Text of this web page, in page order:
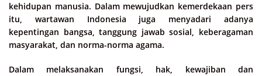
kehidupan manusia. Dalam mewujudkan kemerdekaan pers
itu, wartawan Indonesia juga menyadari adanya
kepentingan bangsa, tanggung jawab sosial, keberagaman
masyarakat, dan norma-norma agama.
Dalam melaksanakan fungsi, hak, kewajiban dan